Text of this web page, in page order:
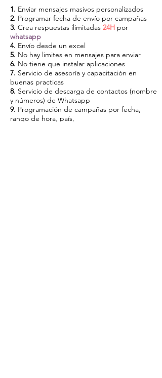
1. Enviar mensajes masivos personalizados
2. Programar fecha de envío por campañas
3. Crea respuestas ilimitadas 24H por
whatsapp
4. Envío desde un excel
5. No hay limites en mensajes para enviar
6. No tiene que instalar aplicaciones
7. Servicio de asesoría y capacitación en
buenas practicas
8. Servicio de descarga de contactos (nombre
y números) de Whatsapp
9. Programación de campañas por fecha,
rango de hora, país,